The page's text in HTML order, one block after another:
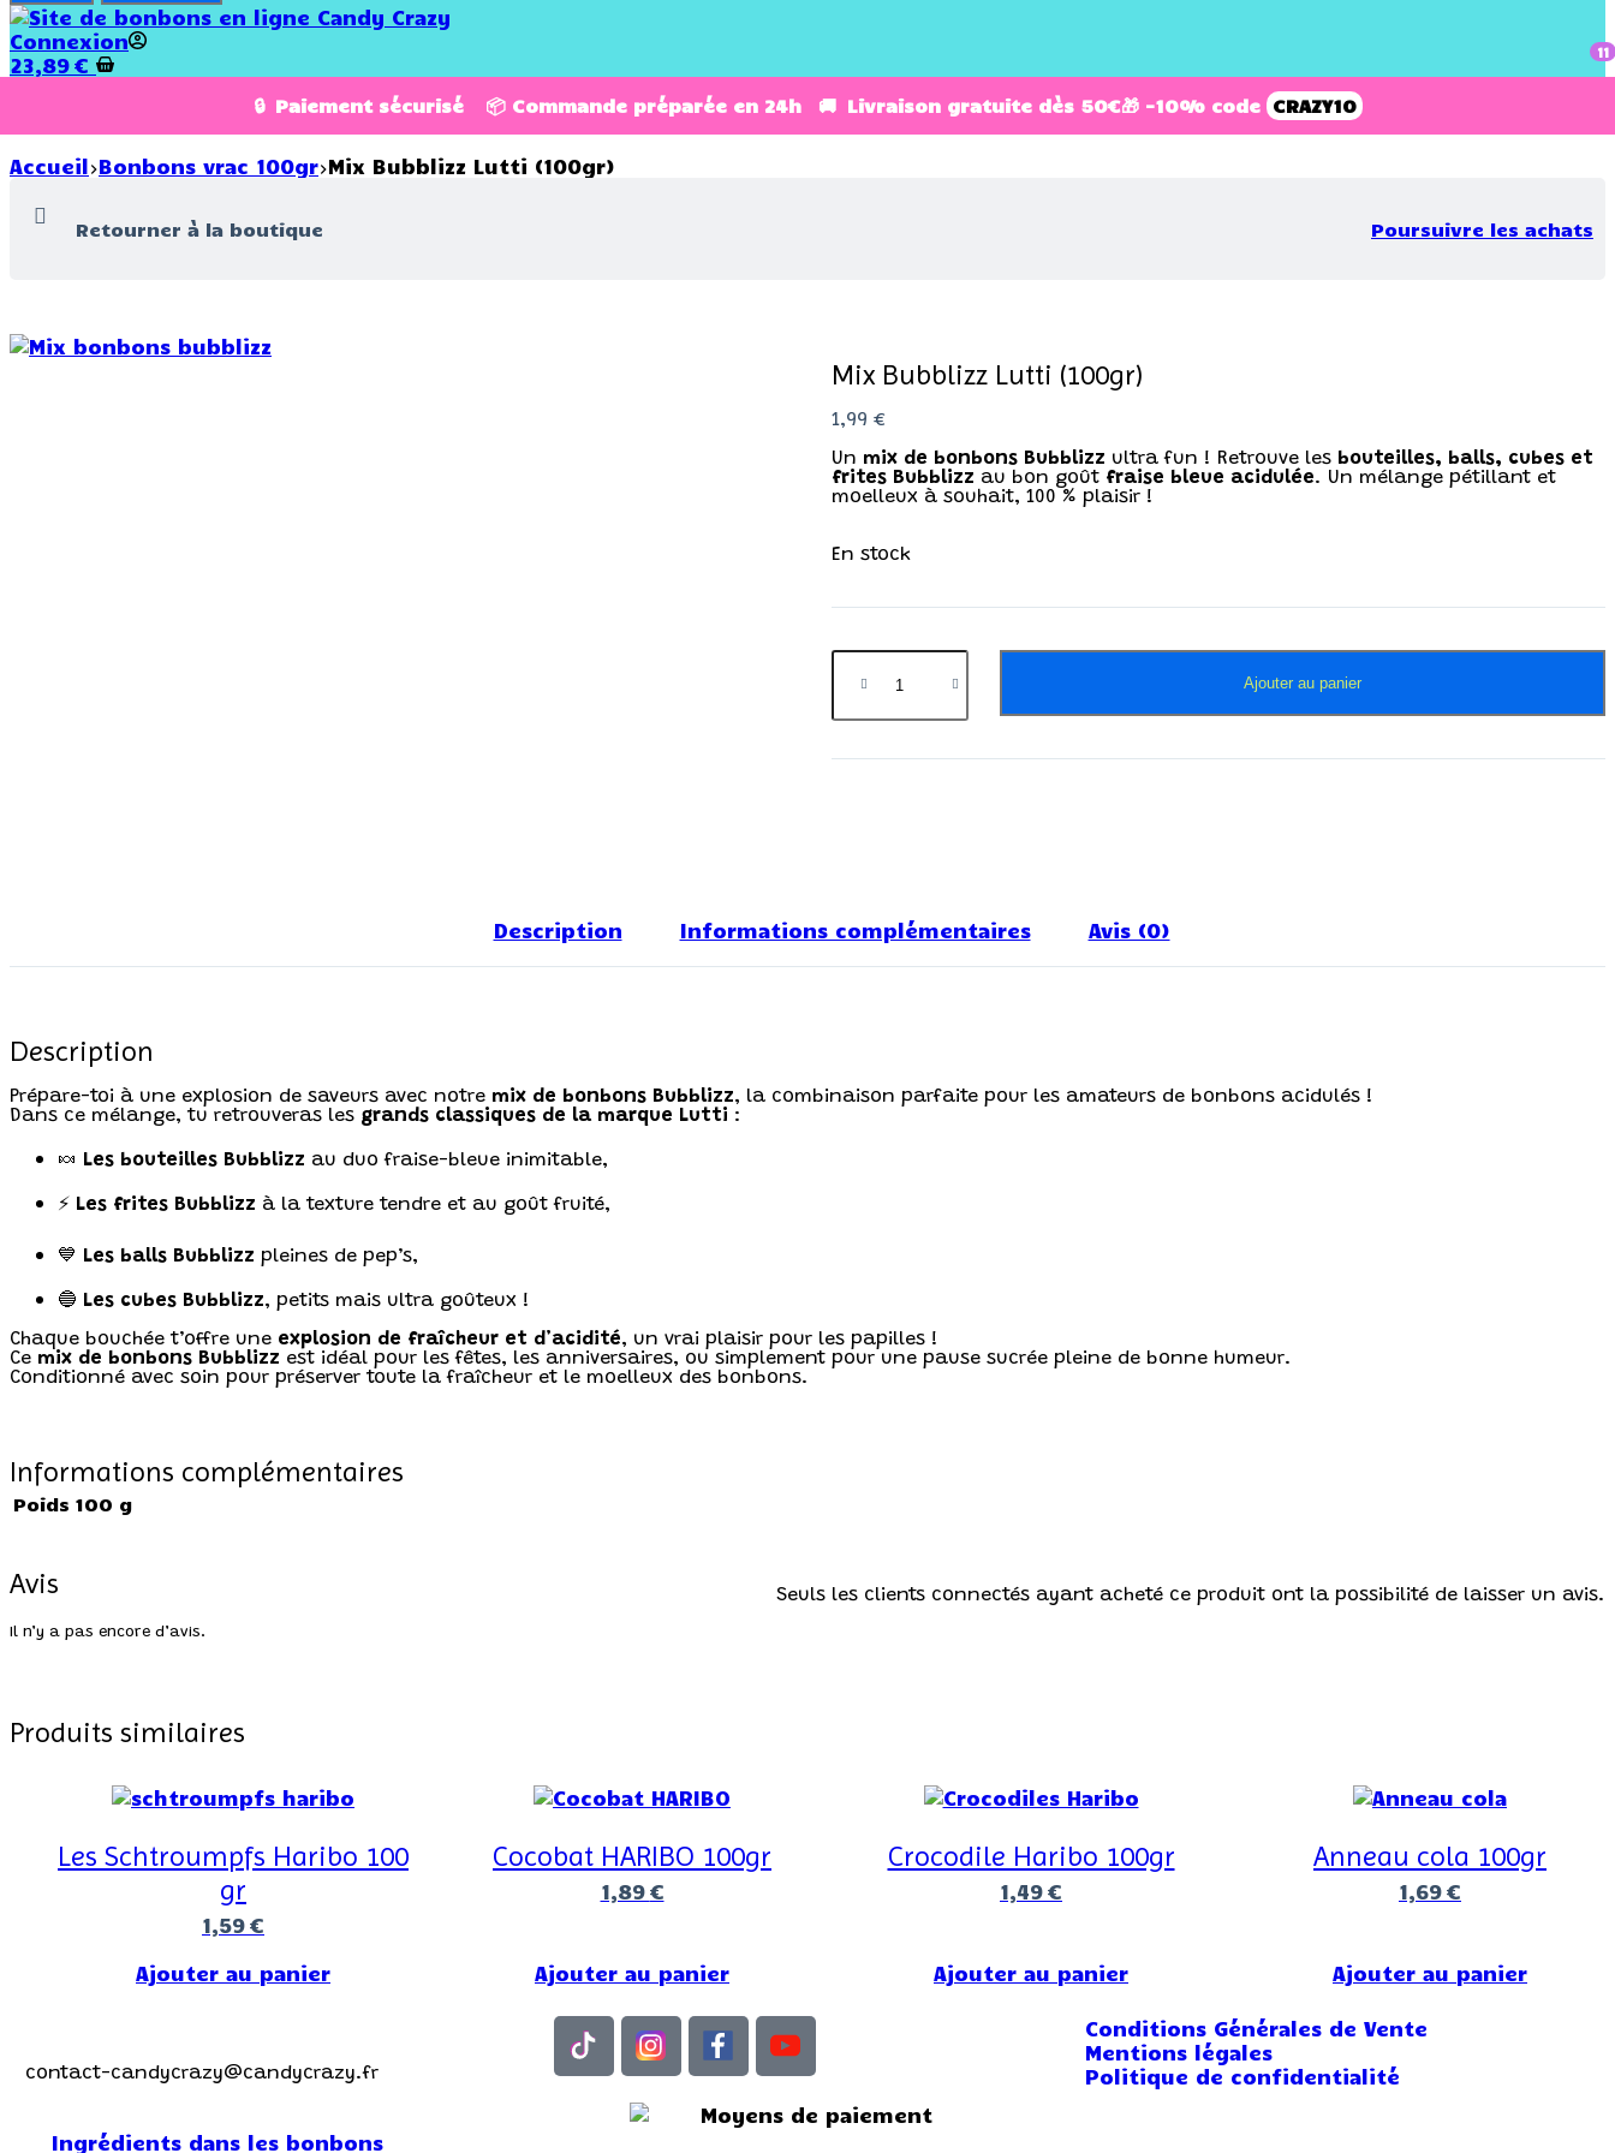
Connexion
23,89 €
11
🔒 Paiement sécurisé 📦 Commande préparée en 24h 🚚 Livraison gratuite dès 50€🎁 -10% code CRAZY10
Accueil Bonbons vrac 100gr Mix Bubblizz Lutti (100gr)
Poursuivre les achats
Retourner à la boutique
Mix Bubblizz Lutti (100gr)
1,99 €
Un mix de bonbons Bubblizz ultra fun ! Retrouve les bouteilles, balls, cubes et
frites Bubblizz au bon goût fraise bleue acidulée. Un mélange pétillant et
moelleux à souhait, 100 % plaisir !
En stock
Ajouter au panier
Description Informations complémentaires Avis (0)
Description
Prépare-toi à une explosion de saveurs avec notre mix de bonbons Bubblizz, la combinaison parfaite pour les amateurs de bonbons acidulés !
Dans ce mélange, tu retrouveras les grands classiques de la marque Lutti :
🍬 Les bouteilles Bubblizz au duo fraise-bleue inimitable,
⚡ Les frites Bubblizz à la texture tendre et au goût fruité,
💙 Les balls Bubblizz pleines de pep’s,
🔵 Les cubes Bubblizz, petits mais ultra goûteux !
Chaque bouchée t’offre une explosion de fraîcheur et d’acidité, un vrai plaisir pour les papilles !
Ce mix de bonbons Bubblizz est idéal pour les fêtes, les anniversaires, ou simplement pour une pause sucrée pleine de bonne humeur.
Conditionné avec soin pour préserver toute la fraîcheur et le moelleux des bonbons.
Informations complémentaires
Poids 100 g
Avis
Il n’y a pas encore d’avis.
Seuls les clients connectés ayant acheté ce produit ont la possibilité de laisser un avis.
Produits similaires
Les Schtroumpfs Haribo 100
gr
1,59 €
Ajouter au panier
Cocobat HARIBO 100gr
1,89 €
Ajouter au panier
Crocodile Haribo 100gr
1,49 €
Ajouter au panier
Anneau cola 100gr
1,69 €
Ajouter au panier
contact-candycrazy@candycrazy.fr
Ingrédients dans les bonbons
Conditions Générales de Vente
Mentions légales
Politique de confidentialité